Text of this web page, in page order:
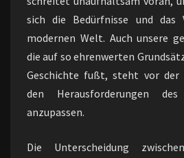
sich die Bedürfnisse und das
modernen Welt. Auch unsere
die auf so ehrenwerten
Geschichte fußt, steht vor der
den Herausforderungen
anzupassen.
Die Unterscheidung